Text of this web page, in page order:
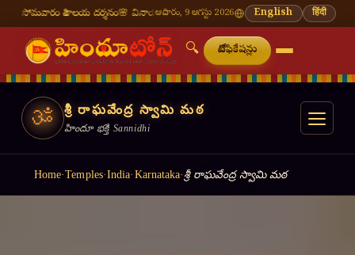
దర్శనం🌸 వినాయక చవితి — భాద్రపద శుద్ధ చవితి ⛩ తిరుమల తిరుపతి — నేటి దర్శన
ఆదివారం, 9 ఆగస్టు 2026 English हिंदी
🔍 నోటిఫికేషన్లు
ॐ శ్రీ రాఘవేంద్ర స్వామి మఠ
హిందూ భక్తి Sannidhi
Home·Temples·India· Karnataka· శ్రీ రాఘవేంద్ర స్వామి మఠ